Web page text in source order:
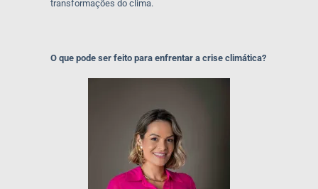
transformações do clima.
O que pode ser feito para enfrentar a crise climática?